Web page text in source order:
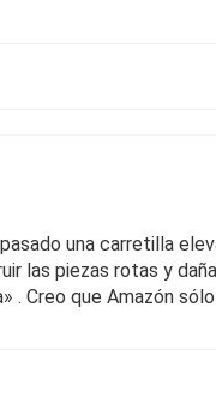
una carretilla
las piezas rotas y
Creo que Amazón sólo